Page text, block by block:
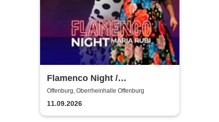
Flamenco Night /
Flamencomanía Tour 26/27 -
Deutschlands größte
Flamenco-Tournee
Offenburg, Oberrheinhalle Offenburg
11.09.2026